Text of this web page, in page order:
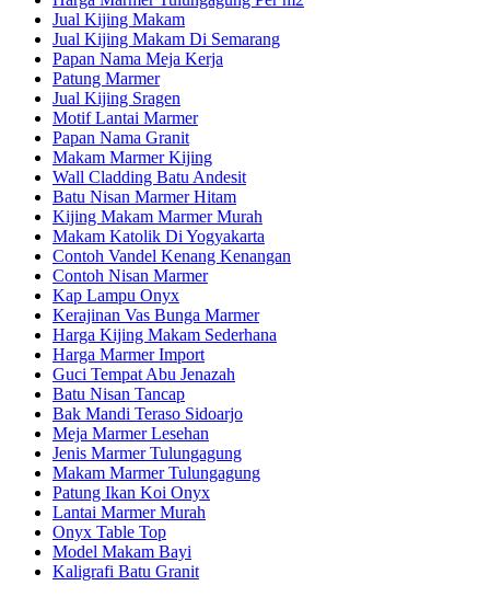
Jual Kijing Makam
Jual Kijing Makam Di Semarang
Papan Nama Meja Kerja
Patung Marmer
Jual Kijing Sragen
Motif Lantai Marmer
Papan Nama Granit
Makam Marmer Kijing
Wall Cladding Batu Andesit
Batu Nisan Marmer Hitam
Kijing Makam Marmer Murah
Makam Katolik Di Yogyakarta
Contoh Vandel Kenang Kenangan
Contoh Nisan Marmer
Kap Lampu Onyx
Kerajinan Vas Bunga Marmer
Harga Kijing Makam Sederhana
Harga Marmer Import
Guci Tempat Abu Jenazah
Batu Nisan Tancap
Bak Mandi Teraso Sidoarjo
Meja Marmer Lesehan
Jenis Marmer Tulungagung
Makam Marmer Tulungagung
Patung Ikan Koi Onyx
Lantai Marmer Murah
Onyx Table Top
Model Makam Bayi
Kaligrafi Batu Granit